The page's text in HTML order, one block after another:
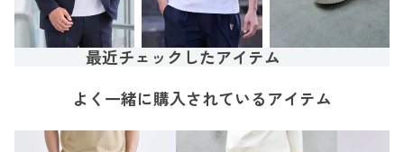
最近チェックしたアイテム
よく一緒に購入されているアイテム